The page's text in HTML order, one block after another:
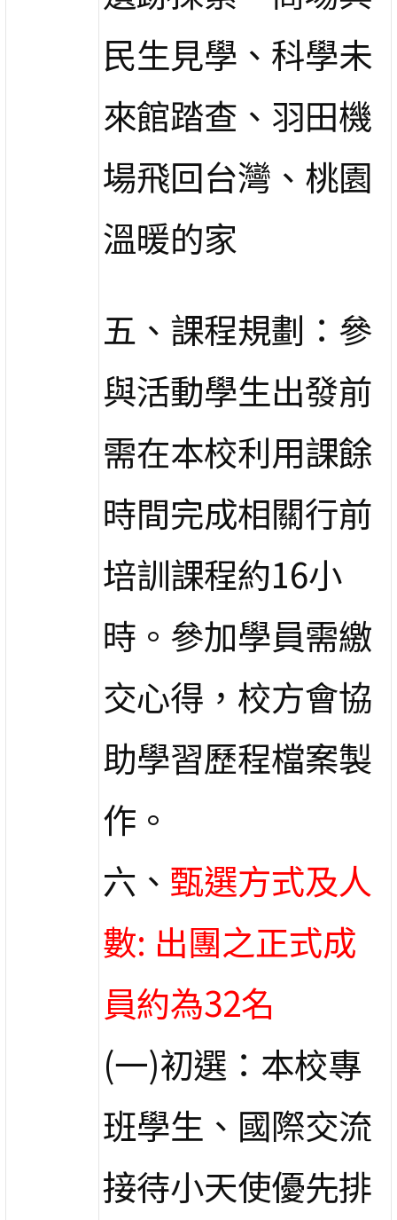
民生見學、科學未
來館踏查、羽田機
場飛回台灣、桃園
溫暖的家
五、課程規劃：參
與活動學生出發前
需在本校利用課餘
時間完成相關行前
培訓課程約16小
時。 參加學員需繳
交心得，校方會協
助學習歷程檔案製
作。
六、 甄選方式及人
數: 出團之正式成
員約為32名
(一)初選：本校專
班學生、國際交流
接待小天使優先排